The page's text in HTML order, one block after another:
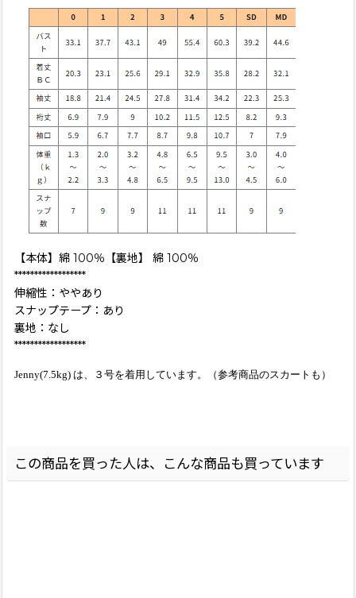
【本体】綿 100％【裏地】 綿 100％
******************
伸縮性：ややあり
スナップテープ：あり
裏地：なし
******************
Jenny(7.5kg) は、３号を着用しています。（参考商品のスカートも）
この商品を買った人は、こんな商品も買っています